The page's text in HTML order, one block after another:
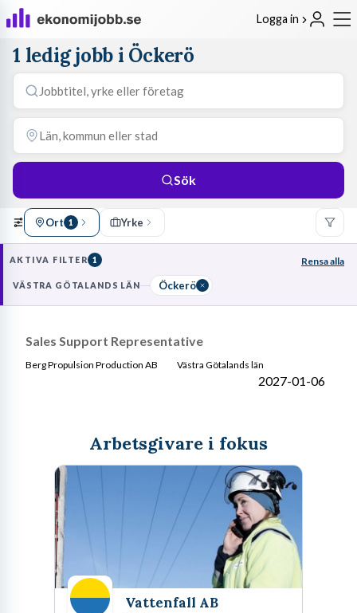
Logga in
1 ledig jobb i Öckerö
Sök
Ort 1 Yrke
AKTIVA FILTER 1 Rensa alla
VÄSTRA GÖTALANDS LÄN Öckerö
Sales Support Representative
Berg Propulsion Production AB Västra Götalands län
2027-01-06
Arbetsgivare i fokus
Vattenfall AB